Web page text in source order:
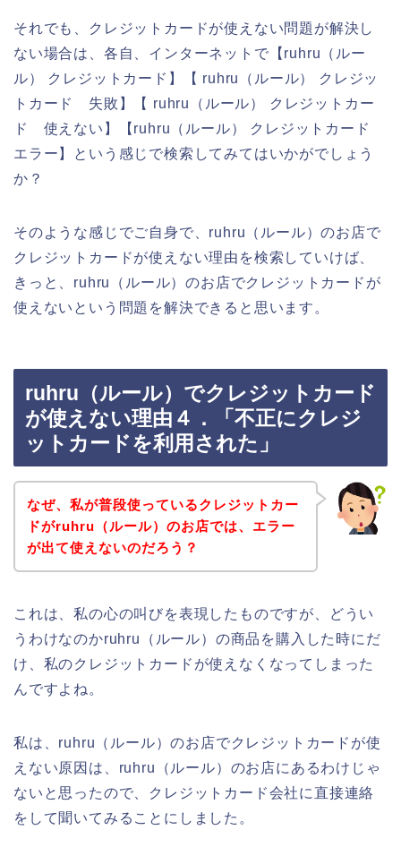
それでも、クレジットカードが使えない問題が解決し
ない場合は、各自、インターネットで【ruhru（ルー
ル） クレジットカード】【 ruhru（ルール） クレジッ
トカード 失敗】【 ruhru（ルール） クレジットカー
ド 使えない】【ruhru（ルール） クレジットカード
エラー】という感じで検索してみてはいかがでしょう
か？
そのような感じでご自身で、ruhru（ルール）のお店で
クレジットカードが使えない理由を検索していけば、
きっと、ruhru（ルール）のお店でクレジットカードが
使えないという問題を解決できると思います。
ruhru（ルール）でクレジットカード
が使えない理由４．「不正にクレジ
ットカードを利用された」
なぜ、私が普段使っているクレジットカー
ドがruhru（ルール）のお店では、エラー
が出て使えないのだろう？
これは、私の心の叫びを表現したものですが、どうい
うわけなのかruhru（ルール）の商品を購入した時にだ
け、私のクレジットカードが使えなくなってしまった
んですよね。
私は、ruhru（ルール）のお店でクレジットカードが使
えない原因は、ruhru（ルール）のお店にあるわけじゃ
ないと思ったので、クレジットカード会社に直接連絡
をして聞いてみることにしました。